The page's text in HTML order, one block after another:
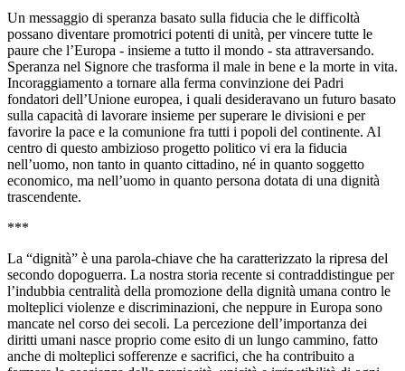
Un messaggio di speranza basato sulla fiducia che le difficoltà
possano diventare promotrici potenti di unità, per vincere tutte le
paure che l’Europa - insieme a tutto il mondo - sta attraversando.
Speranza nel Signore che trasforma il male in bene e la morte in vita.
Incoraggiamento a tornare alla ferma convinzione dei Padri
fondatori dell’Unione europea, i quali desideravano un futuro basato
sulla capacità di lavorare insieme per superare le divisioni e per
favorire la pace e la comunione fra tutti i popoli del continente. Al
centro di questo ambizioso progetto politico vi era la fiducia
nell’uomo, non tanto in quanto cittadino, né in quanto soggetto
economico, ma nell’uomo in quanto persona dotata di una dignità
trascendente.
***
La “dignità” è una parola-chiave che ha caratterizzato la ripresa del
secondo dopoguerra. La nostra storia recente si contraddistingue per
l’indubbia centralità della promozione della dignità umana contro le
molteplici violenze e discriminazioni, che neppure in Europa sono
mancate nel corso dei secoli. La percezione dell’importanza dei
diritti umani nasce proprio come esito di un lungo cammino, fatto
anche di molteplici sofferenze e sacrifici, che ha contribuito a